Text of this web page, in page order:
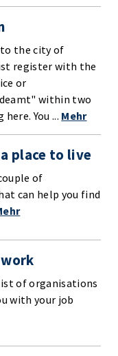
the city of
register with the
or
within two
You ... Mehr
place to live
of
can help you find
of organisations
with your job